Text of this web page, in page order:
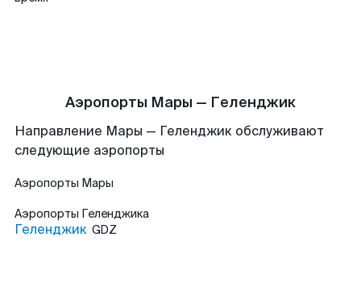
Аэропорты Мары — Геленджик
Направление Мары — Геленджик обслуживают
следующие аэропорты
Аэропорты Мары
Аэропорты Геленджика
Геленджик GDZ